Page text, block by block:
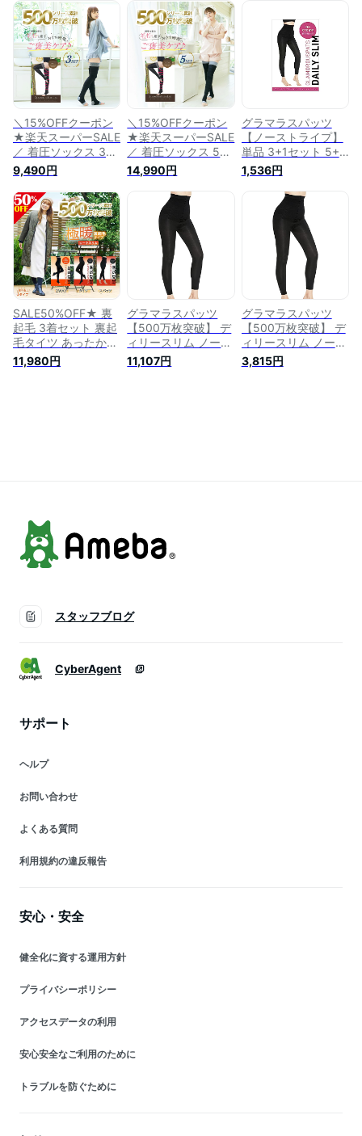
イト用2着 正規品 ハ
イウエスト 腹 着圧
タイツ ソックス お
腹 強力 着圧 産後ケ
ア 産後ダイエット
下腹ケア スパッツ
レギンス 黒 ブラッ
ク
圧レギンス 夏用 レ
ディース グラマラス
パッツ 着圧タイツ
着圧スパッツ 正規品
グラマラス 夏 弾性
ストッキング
ッツ 着圧タイツ 着
圧 お腹 強力 むくみ
ダイエット 骨盤ケア
レディース M L LL
正規品 産後ダイエッ
ト スパッツ レギン
＼15%OFFクーポン
★楽天スーパーSALE
／ 着圧ソックス 3着
セット グラマラスパ
ッツ スリムレッグ
公式 着圧レギンス
夏 レディース タイ
ツ ストッキング 加
圧 ダイエット 補正
下着 正規品 着圧ス
パッツ グラマラス
オープントゥ 弾性ス
トッキング
9,490円
＼15%OFFクーポン
★楽天スーパーSALE
／ 着圧ソックス 5着
セット グラマラスパ
ッツ スリムレッグ
着圧レギンス タイツ
ストッキング 加圧
ダイエット 補正下着
正規品 着圧スパッツ
グラマラス オープン
トゥ 弾性ストッキン
14,990円
グラマラスパッツ
【ノーストライプ】
単品 3+1セット 5+2
セット ディリースリ
ム 縞なし 着圧レギ
ンス 無地 ハイウエ
スト 着圧スパッツ
着圧タイツ お腹 強
力 寝るとき ダイエ
ット 産後ケア 下腹
スリムレギンス (1,
1,536円
SALE50%OFF★ 裏
起毛 3着セット 裏起
毛タイツ あったかタ
イツ もこもこ 着圧
レギンス 選べる3タ
11,980円
グラマラスパッツ
【500万枚突破】 デ
ィリースリム ノース
トライプ 着圧レギン
ス 無地 ハイウエス
11,107円
グラマラスパッツ
【500万枚突破】 デ
ィリースリム ノース
トライプ 着圧レギン
ス 無地 ハイウエス
3,815円
スタッフブログ
CyberAgent
サポート
ヘルプ
お問い合わせ
よくある質問
利用規約の違反報告
安心・安全
健全化に資する運用方針
プライバシーポリシー
アクセスデータの利用
安心安全なご利用のために
トラブルを防ぐために